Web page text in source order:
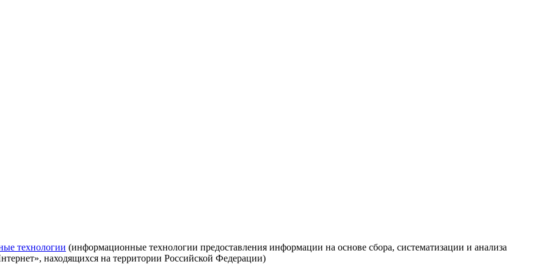
технологии (информационные технологии предоставления информации на основе сбора, систематизации и анализа
находящихся на территории Российской Федерации)